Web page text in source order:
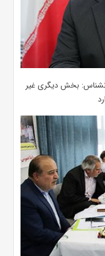
بخش دیگری غیر